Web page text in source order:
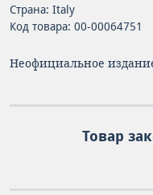
Страна: Italy
Код товара: 00-00064751
Неофициальное
Товар